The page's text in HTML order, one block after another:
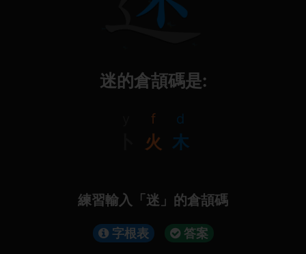
迷的倉頡碼是:
f
火
d
木
練習輸入「迷」的倉頡碼
字根表 答案